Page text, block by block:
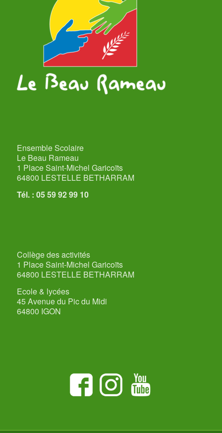
Ensemble Scolaire
Le Beau Rameau
1 Place Saint-Michel Garicoïts
64800 LESTELLE BETHARRAM
Tél. : 05 59 92 99 10
Collège des activités
1 Place Saint-Michel Garicoïts
64800 LESTELLE BETHARRAM
Ecole & lycées
45 Avenue du Pic du Midi
64800 IGON